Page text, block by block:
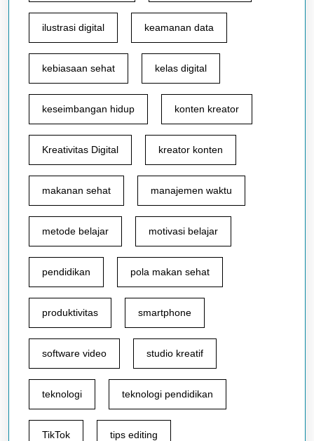
ilustrasi digital keamanan data
kebiasaan sehat kelas digital
keseimbangan hidup konten kreator
Kreativitas Digital kreator konten
makanan sehat manajemen waktu
metode belajar motivasi belajar
pendidikan pola makan sehat
produktivitas smartphone
software video studio kreatif
teknologi teknologi pendidikan
TikTok tips editing